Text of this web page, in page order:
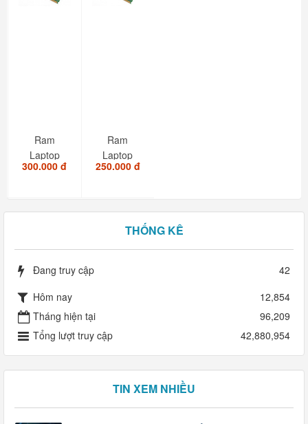
Ram
Laptop
DDR II 2GB
300.000 đ
Ram
Laptop
DDR II
tháo...
250.000 đ
THỐNG KÊ
Đang truy cập
42
Hôm nay
12,854
Tháng hiện tại
96,209
Tổng lượt truy cập
42,880,954
TIN XEM NHIỀU